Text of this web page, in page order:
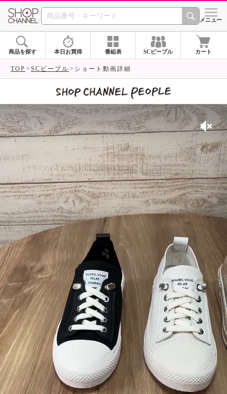
SHOP CHANNEL シメニュー
商品を探す 本日お買得 番組表 SCピープル カート
TOP SCピープル ショート動画詳細